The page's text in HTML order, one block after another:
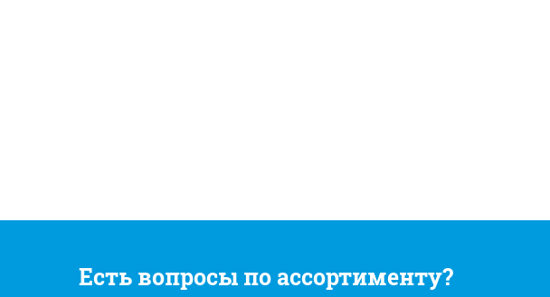
Есть вопросы по ассортименту?